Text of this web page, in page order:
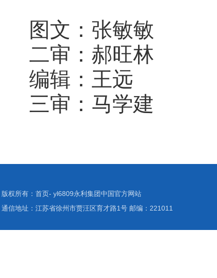
图 文：张敏敏
二审：郝旺林
编辑：王远
三审：马学建
版权所有：首页- yl6809永利集团中国官方网站
通信地址：江苏省徐州市贾汪区育才路1号 邮编：221011